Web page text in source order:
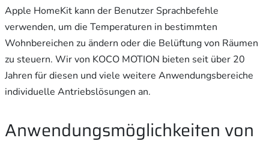
Apple HomeKit kann der Benutzer Sprachbefehle
verwenden, um die Temperaturen in bestimmten
Wohnbereichen zu ändern oder die Belüftung von Räumen
zu steuern. Wir von KOCO MOTION bieten seit über 20
Jahren für diesen und viele weitere Anwendungsbereiche
individuelle Antriebslösungen an.
Anwendungsmöglichkeiten von